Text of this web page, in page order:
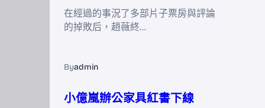
在經過的事況了多部片子票房與評論
的掉敗后，趙薇終…
Byadmin
小億嵐辦公家具紅書下線